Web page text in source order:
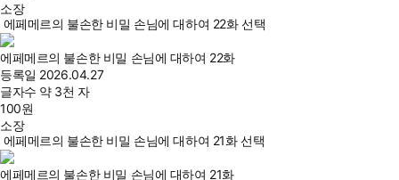
소장
에페메르의 불손한 비밀 손님에 대하여 22화 선택
에페메르의 불손한 비밀 손님에 대하여 22화
등록일 2026.04.27
글자수 약 3천 자
100원
소장
에페메르의 불손한 비밀 손님에 대하여 21화 선택
에페메르의 불손한 비밀 손님에 대하여 21화